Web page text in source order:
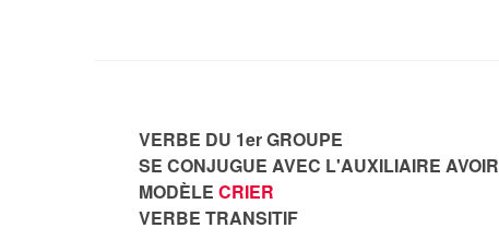
VERBE DU 1er GROUPE
SE CONJUGUE AVEC L'AUXILIAIRE AVOIR
MODÈLE CRIER
VERBE TRANSITIF